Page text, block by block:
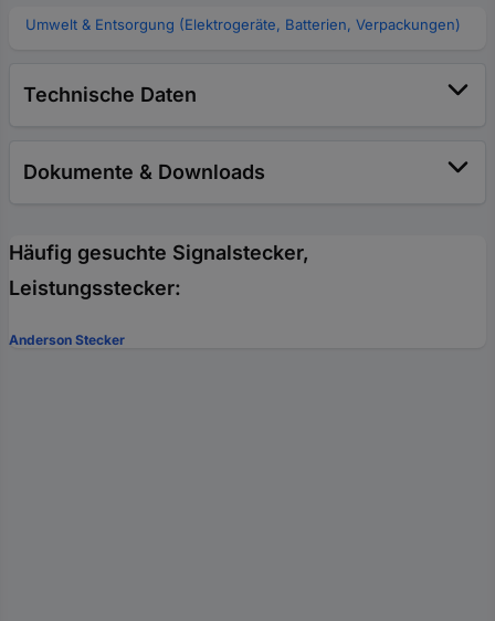
Umwelt & Entsorgung (Elektrogeräte, Batterien, Verpackungen)
Technische Daten
Dokumente & Downloads
Häufig gesuchte Signalstecker,
Leistungsstecker:
Anderson Stecker